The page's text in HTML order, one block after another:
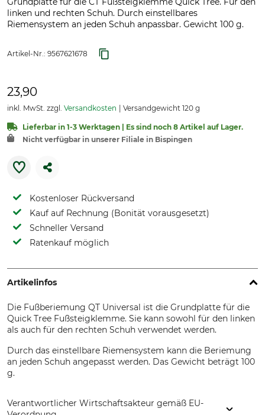
linken und rechten Schuh. Durch einstellbares
Riemensystem an jeden Schuh anpassbar. Gewicht 100 g.
Artikel-Nr.: 9567621678
23,90
inkl. MwSt. zzgl. Versandkosten Versandgewicht 120 g
Lieferbar in 1-3 Werktagen | Es sind noch 8 Artikel auf Lager.
Nicht verfügbar in unserer Filiale in Bispingen
Kostenloser Rückversand
Kauf auf Rechnung (Bonität vorausgesetzt)
Schneller Versand
Ratenkauf möglich
Artikelinfos
Die Fußberiemung QT Universal ist die Grundplatte für die
Quick Tree Fußsteigklemme. Sie kann sowohl für den linken
als auch für den rechten Schuh verwendet werden.
Durch das einstellbare Riemensystem kann die Beriemung
an jeden Schuh angepasst werden. Das Gewicht beträgt 100
g.
Verantwortlicher Wirtschaftsakteur gemäß EU-